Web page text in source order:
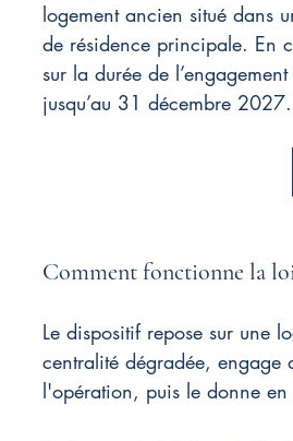
logement ancien situé dans
de résidence principale. En
sur la durée de
jusqu’au 31 décembre 2027.
Comment fonctionne la
Le dispositif repose sur une
centralité dégradée, engage
l'opération, puis le donne